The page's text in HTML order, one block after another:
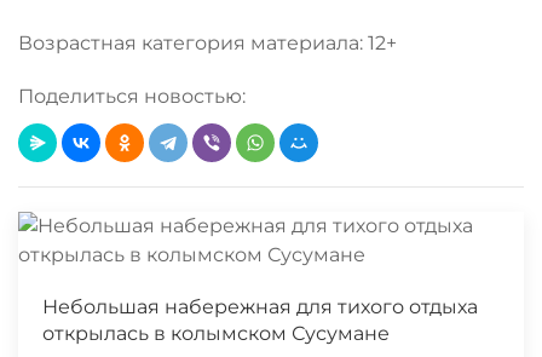
Возрастная категория материала: 12+
Поделиться новостью:
Небольшая набережная для тихого отдыха
открылась в колымском Сусумане